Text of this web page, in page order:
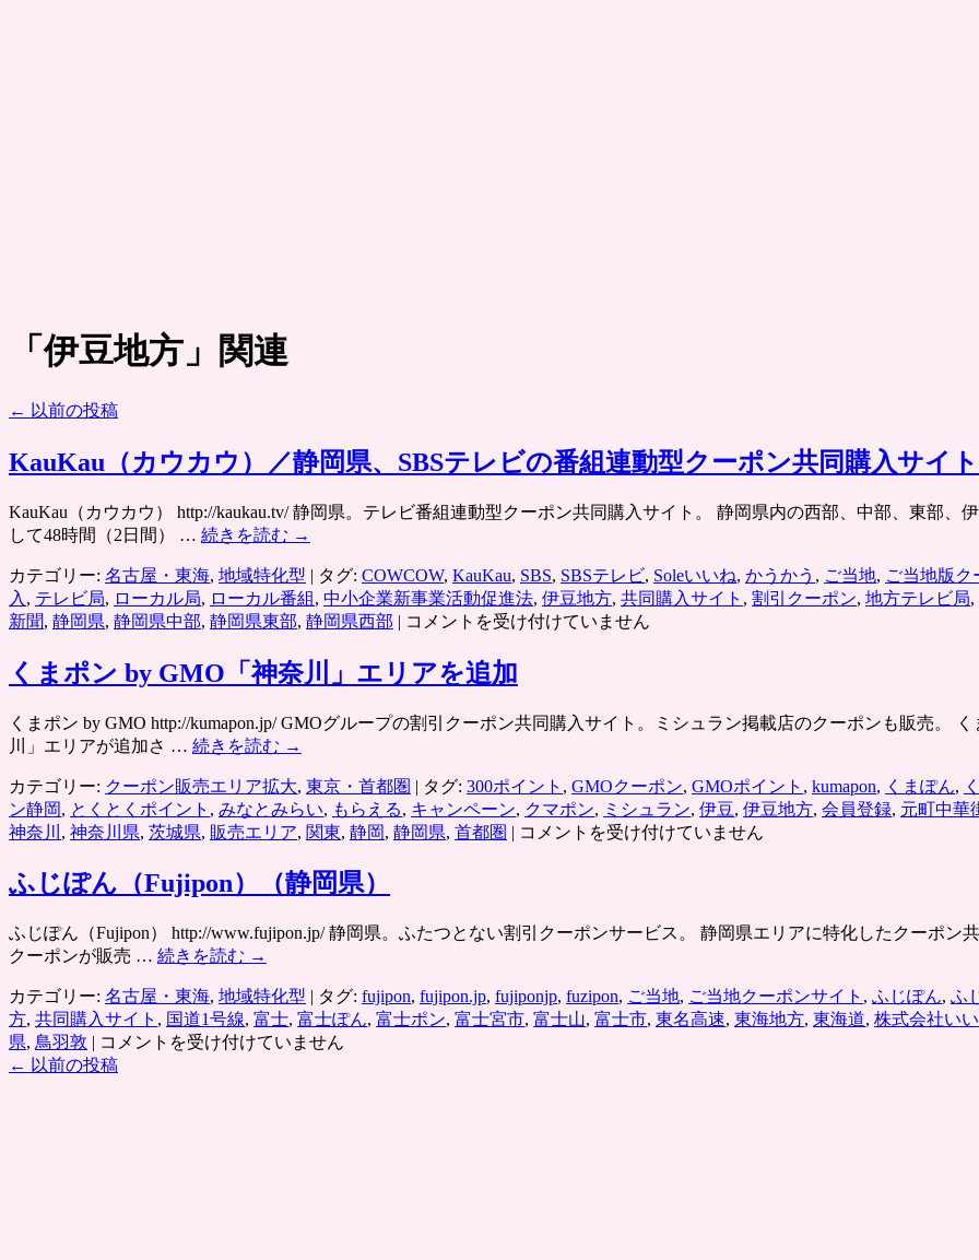
「伊豆地方 」関連
← 以前の投稿
KauKau（カウカウ）／静岡県、SBSテレビの番組連動型クーポン共同購入サイト
KauKau（カウカウ） http://kaukau.tv/ 静岡県。テレビ番組連動型クーポン共同購入サイト。 静岡県内の西部、中部、東部
して48時間（2日間） … 続きを読む →
カテゴリー: 名古屋・東海, 地域特化型 | タグ: COWCOW, KauKau, SBS, SBSテレビ, Soleいいね, かうかう , ご当地, ご当地版ク
入 , テレビ局, ローカル局, ローカル番組, 中小企業新事業活動促進法, 伊豆地方, 共同購入サイト , 割引クーポン, 地方テレビ局,
新聞, 静岡県, 静岡県中部, 静岡県東部, 静岡県西部 | KauKau（カ
カ
ウ）
／
静
県、
SBS
テ
レ
組
型
ク
コメントを受け付けていません
くまポン by GMO「神奈川」エリアを追加
くまポン by GMO http://kumapon.jp/ GMOグループの割引クーポン共同購入サイト。ミシュラン掲載店のクーポンも販売。
川」エリアが追加さ … 続きを読む →
カテゴリー: クーポン販売エリア拡大, 東京・首都圏 | タグ: 300ポイント , GMOクーポン, GMOポイント , kumapon, くまぽん,
ン静岡, とくとくポイント , みなとみらい, もらえる, キャンペーン, クマポン, ミシュラン, 伊豆, 伊豆地方, 会員登録, 元町中華
神奈川 , 神奈川県, 茨城県, 販売エリア, 関東, 静岡, 静岡県, 首都圏 | く
by
GMO「神
川」
エ
コメントを受け付けていません
ふじぽん（Fujipon）（静岡県）
ふじぽん（Fujipon） http://www.fujipon.jp/ 静岡県。ふたつとない割引クーポンサービス。 静岡県エリアに特化したクーポ
クーポンが販売 … 続きを読む →
カテゴリー: 名古屋・東海, 地域特化型 | タグ: fujipon, fujipon.jp, fujiponjp, fuzipon, ご当地, ご当地クーポンサイト , ふじぽん, ふ
方, 共同購入サイト , 国道1号線, 富士, 富士ぽん, 富士ポン, 富士宮市, 富士山, 富士市, 東名高速, 東海地方, 東海道, 株式会社い
県, 鳥羽敦 | ふ
じ
コメントを受け付けていません
← 以前の投稿